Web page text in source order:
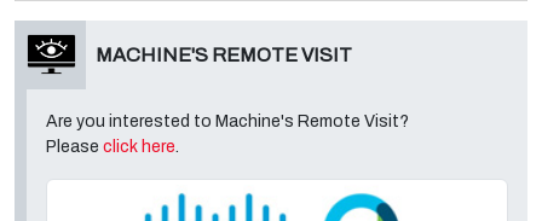
MACHINE'S REMOTE VISIT
Are you interested to Machine's Remote Visit?
Please click here